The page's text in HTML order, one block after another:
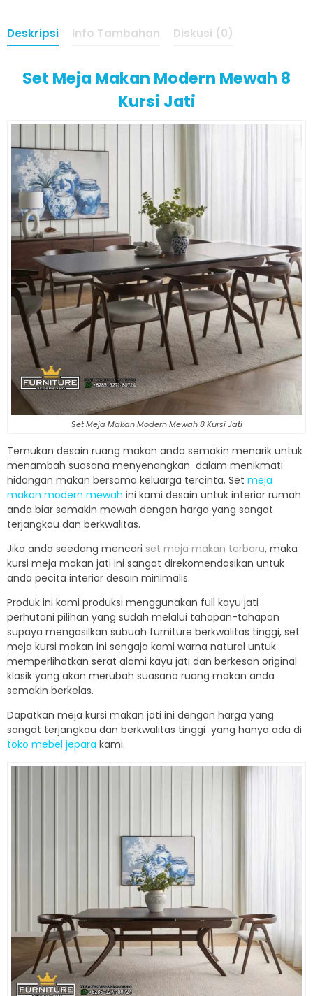
Deskripsi Info Tambahan Diskusi (0)
Set Meja Makan Modern Mewah 8
Kursi Jati
Set Meja Makan Modern Mewah 8 Kursi Jati
Temukan desain ruang makan anda semakin menarik untuk
menambah suasana menyenangkan dalam menikmati
hidangan makan bersama keluarga tercinta. Set meja
makan modern mewah ini kami desain untuk interior rumah
anda biar semakin mewah dengan harga yang sangat
terjangkau dan berkwalitas.
Jika anda seedang mencari set meja makan terbaru, maka
kursi meja makan jati ini sangat direkomendasikan untuk
anda pecita interior desain minimalis.
Produk ini kami produksi menggunakan full kayu jati
perhutani pilihan yang sudah melalui tahapan-tahapan
supaya mengasilkan subuah furniture berkwalitas tinggi, set
meja kursi makan ini sengaja kami warna natural untuk
memperlihatkan serat alami kayu jati dan berkesan original
klasik yang akan merubah suasana ruang makan anda
semakin berkelas.
Dapatkan meja kursi makan jati ini dengan harga yang
sangat terjangkau dan berkwalitas tinggi yang hanya ada di
toko mebel jepara kami.